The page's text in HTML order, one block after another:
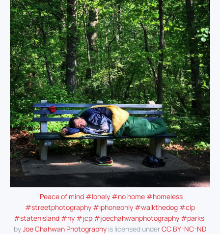
"Peace of mind #lonely #no home #homeless
#streetphotography #iphoneonly #walkthedog #clp
#statenisland #ny #jcp #joechahwanphotography #parks"
byJoe Chahwan Photography is licensed underCC BY-NC-ND